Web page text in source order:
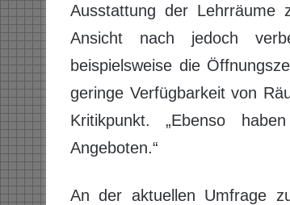
Ausstattung der Lehrräume
Ansicht nach jedoch
beispielsweise die
geringe Verfügbarkeit von
Kritikpunkt. „Ebenso
Angeboten.“
An der aktuellen Umfrage